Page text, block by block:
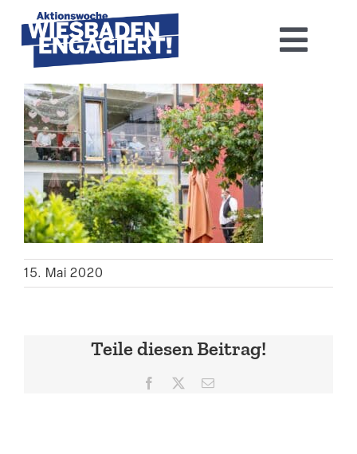
content
Home
Aktions­woche 2026
Basis-Infos
Dokumen­tation 2025
Aktuelles
Suche
15. Mai 2020
Teile diesen Beitrag!
Facebook E-